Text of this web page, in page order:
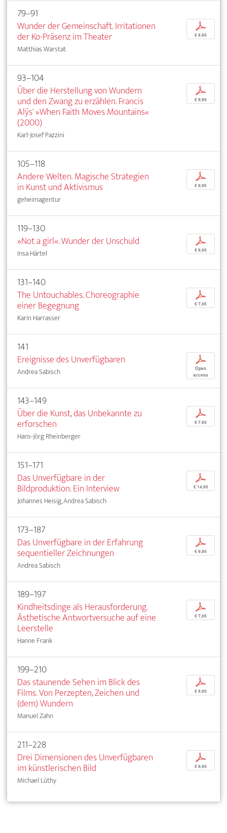
79–91
Wunder der Gemeinschaft. Irritationen
der Ko-Präsenz im Theater
Matthias Warstat
p
€ 9,95
93–104
Über die Herstellung von Wundern
und den Zwang zu erzählen. Francis
Alÿs' »When Faith Moves Mountains«
(2000)
Karl-Josef Pazzini
p
€ 9,95
105–118
Andere Welten. Magische Strategien
in Kunst und Aktivismus
geheimagentur
p
€ 9,95
119–130
»Not a girl«. Wunder der Unschuld
Insa Härtel
p
€ 9,95
131–140
The Untouchables. Choreographie
einer Begegnung
Karin Harrasser
p
€ 7,95
141
Ereignisse des Unverfügbaren
Andrea Sabisch
p
Open
access
143–149
Über die Kunst, das Unbekannte zu
erforschen
Hans-Jörg Rheinberger
p
€ 7,95
151–171
Das Unverfügbare in der
Bildproduktion. Ein Interview
Johannes Heisig, Andrea Sabisch
p
€ 14,95
173–187
Das Unverfügbare in der Erfahrung
sequentieller Zeichnungen
Andrea Sabisch
p
€ 9,95
189–197
Kindheitsdinge als Herausforderung.
Ästhetische Antwortversuche auf eine
Leerstelle
Hanne Frank
p
€ 7,95
199–210
Das staunende Sehen im Blick des
Films. Von Perzepten, Zeichen und
(dem) Wundern
Manuel Zahn
p
€ 9,95
211–228
Drei Dimensionen des Unverfügbaren
im künstlerischen Bild
Michael Lüthy
p
€ 9,95